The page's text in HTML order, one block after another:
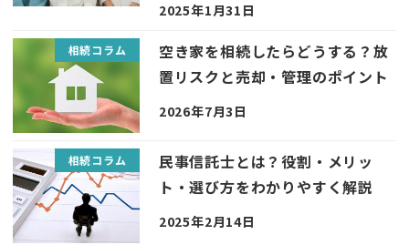
2025年1月31日
相続コラム
空き家を相続したらどうする？放
置リスクと売却・管理のポイント
2026年7月3日
相続コラム
民事信託士とは？役割・メリッ
ト・選び方をわかりやすく解説
2025年2月14日